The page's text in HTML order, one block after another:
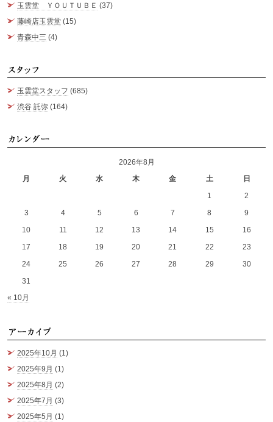
玉雲堂 ＹＯＵＴＵＢＥ (37)
藤崎店玉雲堂 (15)
青森中三 (4)
玉雲堂スタッフ (685)
渋谷 託弥 (164)
2026年8月
月
火 水 木 金 土
日
1
2
3
4 5 6 7 8
9
10
11 12 13 14 15
16
17
18 19 20 21 22
23
24
25 26 27 28 29
30
31
« 10月
2025年10月 (1)
2025年9月 (1)
2025年8月 (2)
2025年7月 (3)
2025年5月 (1)